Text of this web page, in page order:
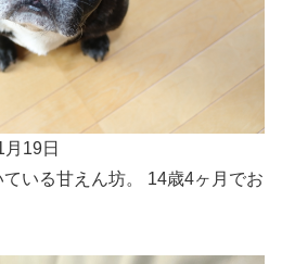
19日
いる甘えん坊。 14歳4ヶ月でお